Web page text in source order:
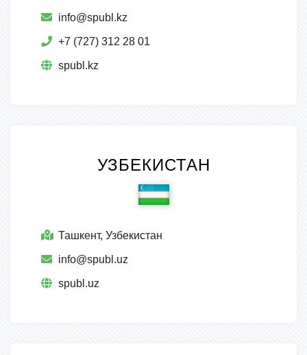
info@spubl.kz
+7 (727) 312 28 01
spubl.kz
УЗБЕКИСТАН
Ташкент, Узбекистан
info@spubl.uz
spubl.uz